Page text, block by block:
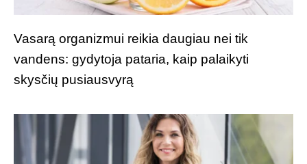
Vasarą organizmui reikia daugiau nei tik
vandens: gydytoja pataria, kaip palaikyti
skysčių pusiausvyrą